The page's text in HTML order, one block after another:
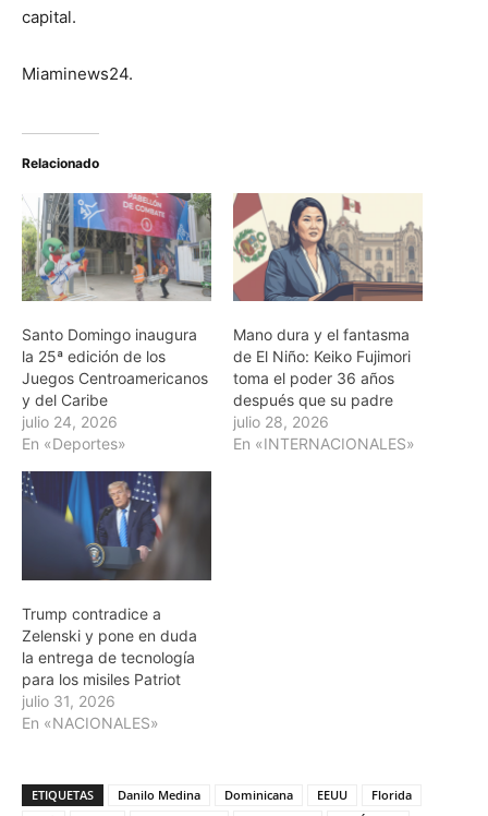
capital.
Miaminews24.
Relacionado
Santo Domingo inaugura
la 25ª edición de los
Juegos Centroamericanos
y del Caribe
julio 24, 2026
En «Deportes»
Mano dura y el fantasma
de El Niño: Keiko Fujimori
toma el poder 36 años
después que su padre
julio 28, 2026
En «INTERNACIONALES»
Trump contradice a
Zelenski y pone en duda
la entrega de tecnología
para los misiles Patriot
julio 31, 2026
En «NACIONALES»
ETIQUETAS Danilo Medina Dominicana EEUU
Florida